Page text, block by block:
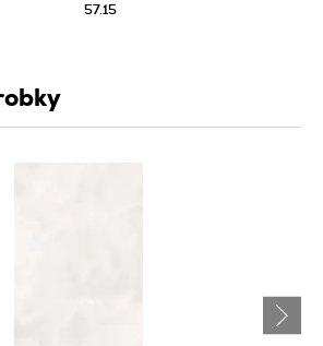
57.15